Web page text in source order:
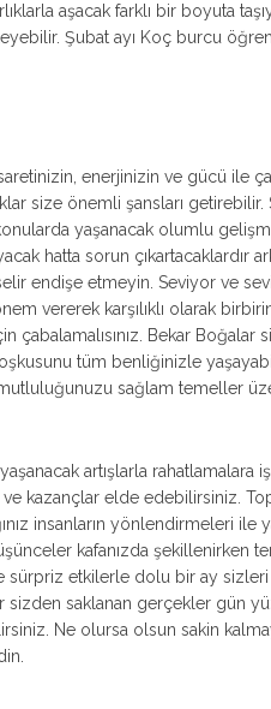
aşacak farklı bir boyuta
Şubat ayı Koç burcu
enerjinizin ve gücü ile
size önemli şansları getirebilir.
yaşanacak olumlu
hatta sorun çıkartacaklardır
endişe etmeyin. Seviyor ve
vererek karşılıklı olarak
Bekar Boğalar
tüm benliğinizle
sağlam temeller
artışlarla rahatlamalara
kazançlar elde edebilirsiniz.
insanların yönlendirmeleri ile
kafanızda şekillenirken
sürpriz etkilerle dolu bir ay
sizden saklanan gerçekler gün
Ne olursa olsun sakin